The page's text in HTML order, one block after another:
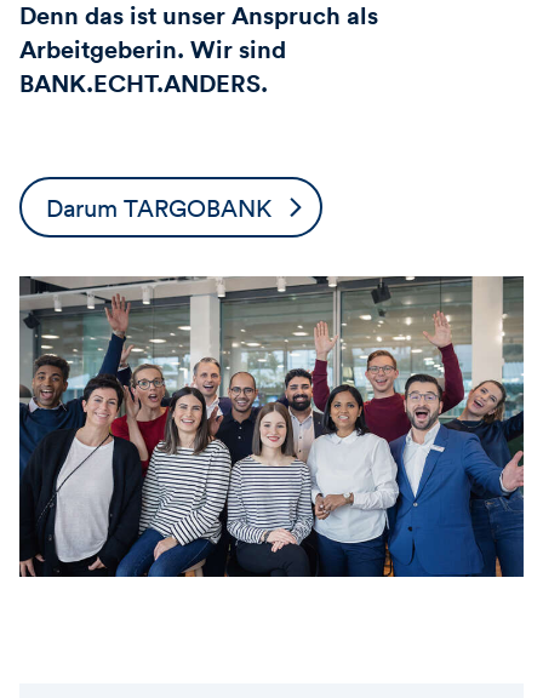
Denn das ist unser Anspruch als
Arbeitgeberin. Wir sind
BANK.ECHT.ANDERS.
Darum TARGOBANK